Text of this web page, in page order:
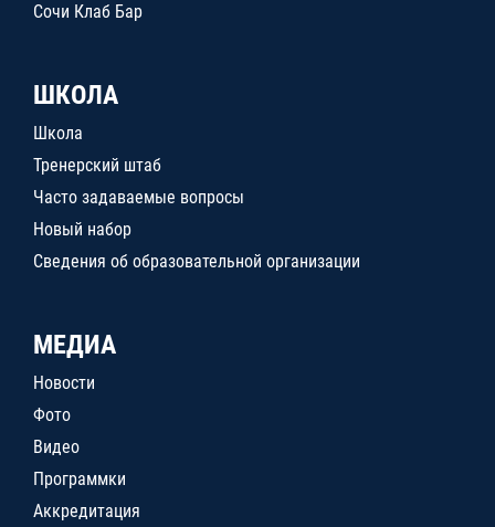
Сочи Клаб Бар
ШКОЛА
Школа
Тренерский штаб
Часто задаваемые вопросы
Новый набор
Сведения об образовательной организации
МЕДИА
Новости
Фото
Видео
Программки
Аккредитация